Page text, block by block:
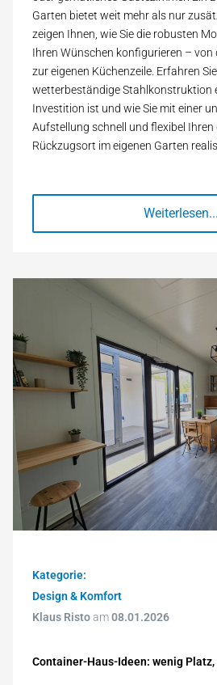
Garten bietet weit mehr als nur
zeigen Ihnen, wie Sie die robusten
Ihren Wünschen konfigurieren –
zur eigenen Küchenzeile. Erfahren
wetterbeständige Stahlkonstruktion
Investition ist und wie Sie mit einer
Aufstellung schnell und flexibel
Rückzugsort im eigenen Garten
Weiterlesen...
Kategorie:
Design & Komfort
Klaus Ristoam08.01.2026
Container-Haus-Ideen: wenig